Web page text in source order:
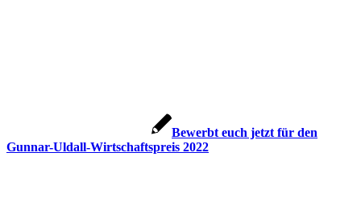
Bewerbt euch jetzt für den
Gunnar-Uldall-Wirtschaftspreis 2022